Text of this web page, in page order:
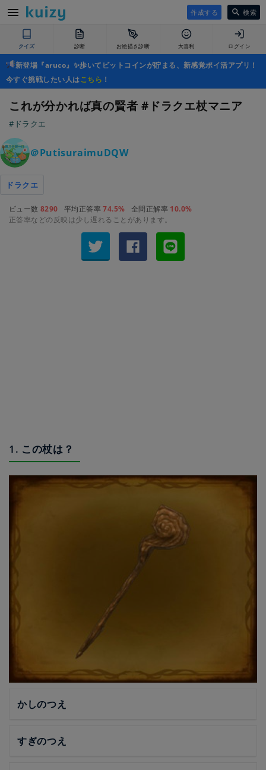
作成する 検索
クイズ 診断 お絵描き診断 大喜利 ログイン
新登場『aruco』✨歩いてビットコインが貯まる、新感覚ポイ活アプリ！
今すぐ挑戦したい人はこちら ！
これが分かれば真の賢者 #ドラクエ杖マニア
#ドラクエ
＠PutisuraimuDQW
ドラクエ
ビュー数 8290 平均正答率74.5% 全問正解率 10.0%
正答率などの反映は少し遅れることがあります。
1. この杖は？
かしのつえ
すぎのつえ